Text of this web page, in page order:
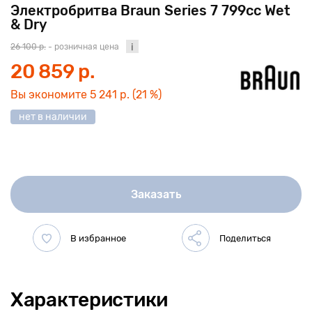
Электробритва Braun Series 7 799cc Wet
& Dry
26 100 р. - розничная цена
20 859 р.
Вы экономите 5 241 р. (21 %)
нет в наличии
Заказать
Характеристики